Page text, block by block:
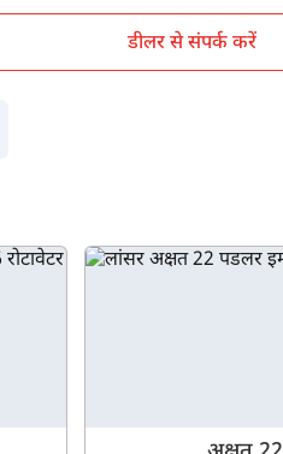
डीलर से संपर्क करें